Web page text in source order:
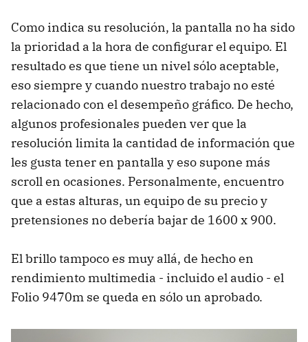
Como indica su resolución, la pantalla no ha sido
la prioridad a la hora de configurar el equipo. El
resultado es que tiene un nivel sólo aceptable,
eso siempre y cuando nuestro trabajo no esté
relacionado con el desempeño gráfico. De hecho,
algunos profesionales pueden ver que la
resolución limita la cantidad de información que
les gusta tener en pantalla y eso supone más
scroll en ocasiones. Personalmente, encuentro
que a estas alturas, un equipo de su precio y
pretensiones no debería bajar de 1600 x 900.
El brillo tampoco es muy allá, de hecho en
rendimiento multimedia - incluido el audio - el
Folio 9470m se queda en sólo un aprobado.